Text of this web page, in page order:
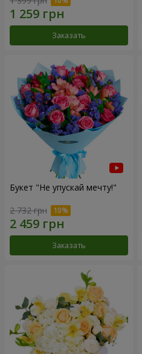
Заказать
Букет "Не упускай мечту!"
2 732 грн
Заказать